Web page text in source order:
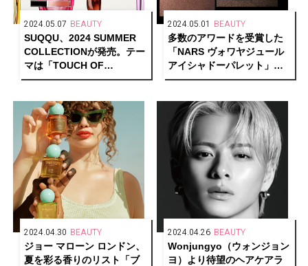
2024.05.07 BEAUTY
SUQQU、2024 SUMMER
COLLECTIONが発売。テー
マは「TOUCH OF
NECTAR」
2024.05.01 BEAUTY
多数のアワードを受賞した
「NARS ヴォワヤジュール
アイシャドーパレット」が
復刻！
2024.04.30 BEAUTY
ジョー マローン ロンドン、
夏を彩る香りのリスト「ブ
2024.04.26 BEAUTY
Wonjungyo（ウォンジョン
ヨ）より待望のヘアケアラ